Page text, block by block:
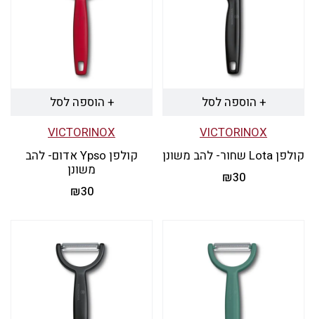
+ הוספה לסל
VICTORINOX
קולפן Lota שחור- להב משונן
₪30
+ הוספה לסל
VICTORINOX
קולפן Ypso אדום- להב
משונן
₪30